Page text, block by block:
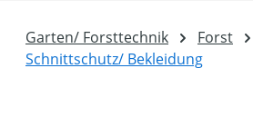
Garten/ Forsttechnik
Forst
Schnittschutz/ Bekleidung